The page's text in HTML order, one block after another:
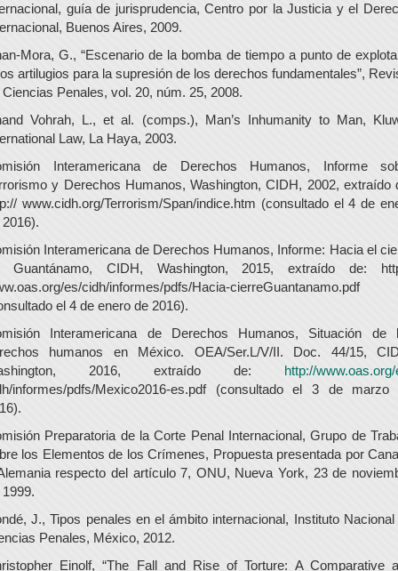
guía de jurisprudencia, Centro por la Justicia y el
Buenos Aires, 2009.
Mora, G., “Escenario de la bomba de tiempo a punto de
artilugios para la supresión de los derechos fundamentales”,
Ciencias Penales, vol. 20, núm. 25, 2008.
Vohrah, L., et al. (comps.), Man’s Inhumanity to Man,
Law, La Haya, 2003.
Interamericana de Derechos Humanos, Informe
y Derechos Humanos, Washington, CIDH, 2002, extraído
www.cidh.org/Terrorism/Span/indice.htm (consultado el 4 de
Interamericana de Derechos Humanos, Informe: Hacia el
Guantánamo, CIDH, Washington, 2015, extraído de:
es/cidh/informes/pdfs/Hacia-cierreGuantanamo.pdf
el 4 de enero de 2016).
Interamericana de Derechos Humanos, Situación de
humanos en México. OEA/Ser.L/V/II. Doc. 44/15,
2016, extraído de: http://
informes/pdfs/Mexico2016-es.pdf (consultado el 3 de marzo
Preparatoria de la Corte Penal Internacional, Grupo de
los Elementos de los Crímenes, Propuesta presentada por
respecto del artículo 7, ONU, Nueva York, 23 de
J., Tipos penales en el ámbito internacional, Instituto Nacional
Penales, México, 2012.
Einolf, “The Fall and Rise of Torture: A Comparative